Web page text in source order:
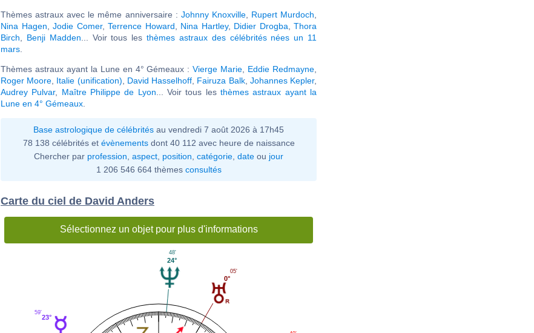
Thèmes astraux avec le même anniversaire : Johnny Knoxville, Rupert Murdoch
Nina Hagen
Jodie Comer, Terrence Howard Nina Hartley, Didier Drogba
Thora
Birch
Benji Madden ... Voir tous lesthèmes astraux des célébrités nées un 11
mars
Thèmes astraux ayant la Lune en 4° Gémeaux :Vierge Marie Eddie Redmayne
Roger Moore Italie (unification) David Hasselhoff Fairuza Balk, Johannes Kepler,
Audrey Pulvar, Maître Philippe de Lyon ... Voir tous lesthèmes astraux ayant la
Lune en 4° Gémeaux
Base astrologique de célébrités au vendredi 7 août 2026 à 17h45
78 138 célébrités et évènementsdont 40 112 avec heure de naissance
Chercher par profession aspect position catégorie date ou jour
1 206 546 664 thèmes consultés
Carte du ciel de David Anders
Sélectionnez un objet pour plus d'informations
0°
05'
24°
48'
23°
59'